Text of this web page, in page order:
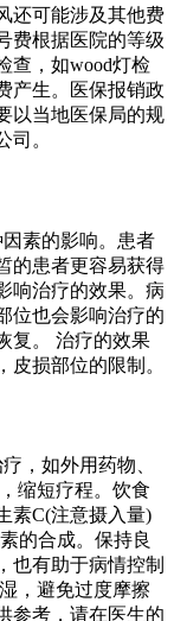
还可能涉及其他费
费根据医院的等级
查，如wood灯检
产生。医保报销政
以当地医保局的规
司。
素的影响。患者
的患者更容易获得
响治疗的效果。病
位也会影响治疗的
复。 治疗的效果
损部位的限制。
，如外用药物、
缩短疗程。饮食
素C(注意摄入量)
的合成。保持良
也有助于病情控制
，避免过度摩擦
参考，请在医生的